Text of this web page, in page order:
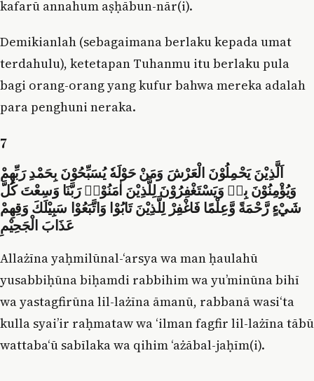
kafarū annahum aṣḥābun-nār(i).
Demikianlah (sebagaimana berlaku kepada umat
terdahulu), ketetapan Tuhanmu itu berlaku pula
bagi orang-orang yang kufur bahwa mereka adalah
para penghuni neraka.
7
اَلَّذِيْنَ يَحْمِلُوْنَ الْعَرْشَ وَمَنْ حَوْلَهٗ يُسَبِّحُوْنَ بِحَمْدِ رَبِّهِمْ
وَيُؤْمِنُوْنَ بِهٖ وَيَسْتَغْفِرُوْنَ لِلَّذِيْنَ اٰمَنُوْاۚ رَبَّنَا وَسِعْتَ كُلَّ
شَيْءٍ رَّحْمَةً وَّعِلْمًا فَاغْفِرْ لِلَّذِيْنَ تَابُوْا وَاتَّبَعُوْا سَبِيْلَكَ وَقِهِمْ
عَذَابَ الْجَحِيْمِ
Allażīna yaḥmilūnal-‘arsya wa man ḥaulahū
yusabbiḥūna biḥamdi rabbihim wa yu’minūna bihī
wa yastagfirūna lil-lażīna āmanū, rabbanā wasi‘ta
kulla syai’ir raḥmataw wa ‘ilman fagfir lil-lażīna tābū
wattaba‘ū sabīlaka wa qihim ‘ażābal-jaḥīm(i).